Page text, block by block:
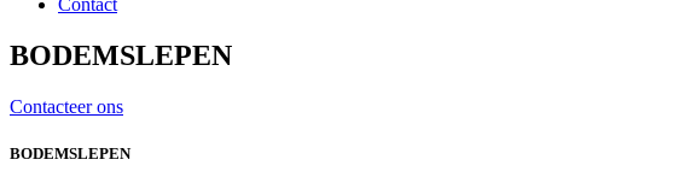
Contact
BODEMSLEPEN
Contacteer ons
BODEMSLEPEN